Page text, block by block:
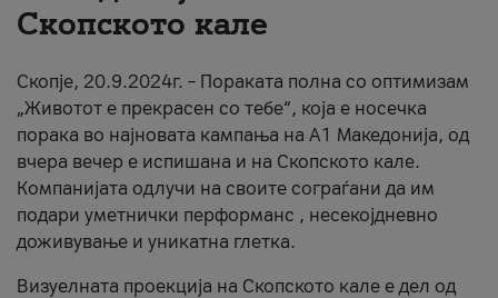
За нас
#ПодобарОнлајн
Скопското кале
Скопје, 20.9.2024г. – Пораката полна со оптимизам
„Животот е прекрасен со тебе“, која е носечка
порака во најновата кампања на А1 Македонија, од
вчера вечер е испишана и на Скопското кале.
Компанијата одлучи на своите сограѓани да им
подари уметнички перформанс , несекојдневно
доживување и уникатна глетка.
Визуелната проекција на Скопското кале е дел од